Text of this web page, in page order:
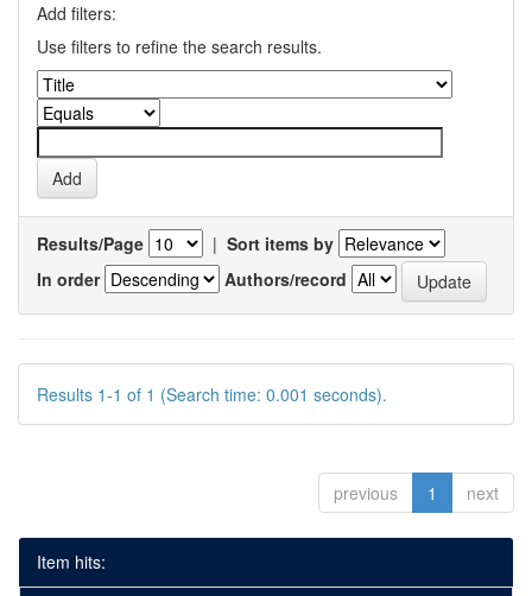
Add filters:
Use filters to refine the search results.
Results/Page | Sort items by
In order
Authors/record
Results 1-1 of 1 (Search time: 0.001 seconds).
previous 1 next
Item hits: